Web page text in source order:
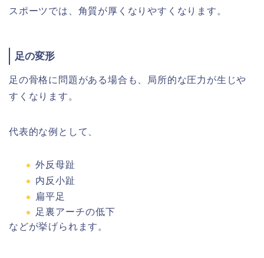
スポーツでは、角質が厚くなりやすくなります。
足の変形
足の骨格に問題がある場合も、局所的な圧力が生じや
すくなります。
代表的な例として、
外反母趾
内反小趾
扁平足
足裏アーチの低下
などが挙げられます。